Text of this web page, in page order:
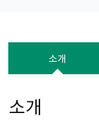
소개
소개